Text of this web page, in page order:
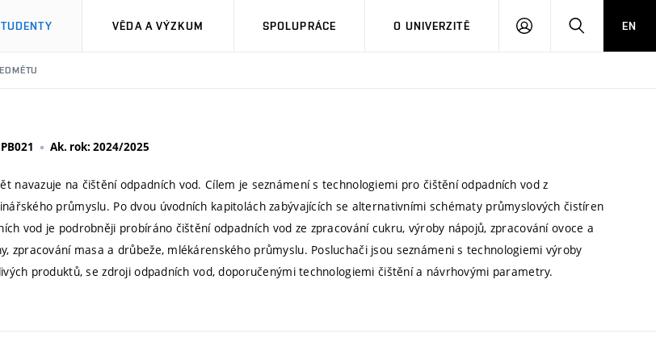
VĚDA A VÝZKUM SPOLUPRÁCE O UNIVERZITĚ
PŘIHLÁSIT HLEDATEN
Ak. rok: 2024/2025
navazuje na čištění odpadních vod. Cílem je seznámení s technologiemi pro čištění odpadních vod z
průmyslu. Po dvou úvodních kapitolách zabývajících se alternativními schématy průmyslových čistíren
vod je podrobněji probíráno čištění odpadních vod ze zpracování cukru, výroby nápojů, zpracování ovoce a
zpracování masa a drůbeže, mlékárenského průmyslu. Posluchači jsou seznámeni s technologiemi výroby
produktů, se zdroji odpadních vod, doporučenými technologiemi čištění a návrhovými parametry.